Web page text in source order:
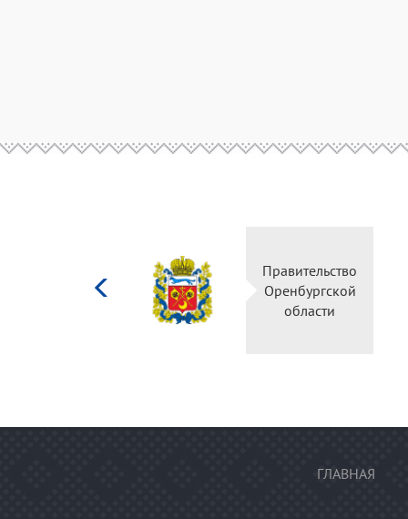
Правительство
Оренбургской
области
ГЛАВНАЯ